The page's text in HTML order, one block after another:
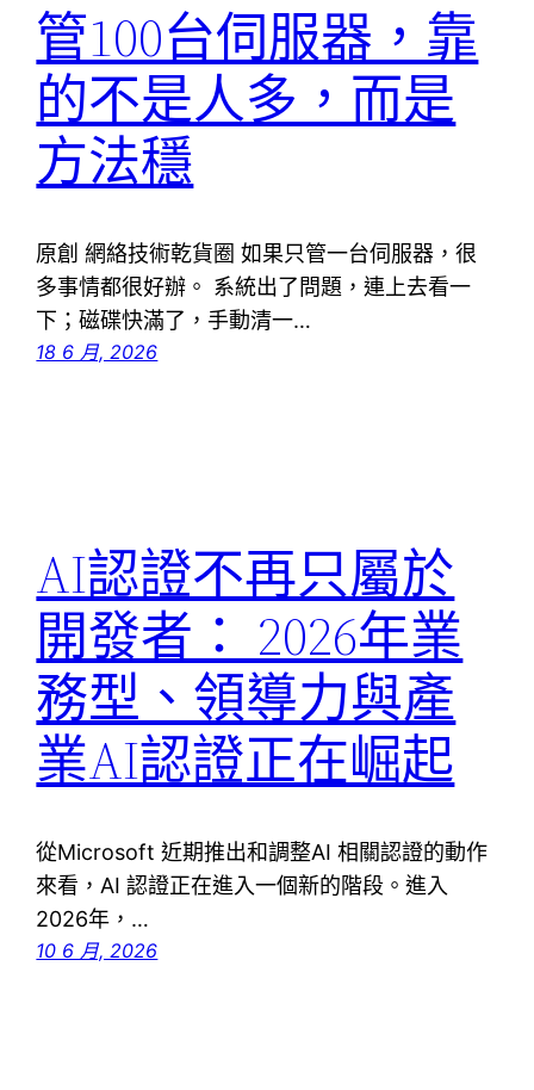
管100台伺服器，靠
的不是人多，而是
方法穩
原創 網絡技術乾貨圈 如果只管一台伺服器，很
多事情都很好辦。 系統出了問題，連上去看一
下；磁碟快滿了，手動清一…
18 6 月, 2026
AI認證不再只屬於
開發者： 2026年業
務型、領導力與產
業AI認證正在崛起
從Microsoft 近期推出和調整AI 相關認證的動作
來看，AI 認證正在進入一個新的階段。進入
2026年，…
10 6 月, 2026